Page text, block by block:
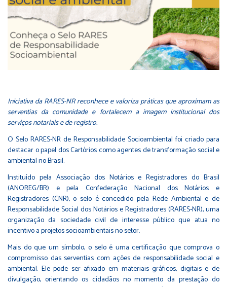
Iniciativa da RARES-NR reconhece e valoriza práticas que aproximam as
serventias da comunidade e fortalecem a imagem institucional dos
serviços notariais e de registro.
O Selo RARES-NR de Responsabilidade Socioambiental foi criado para
destacar o papel dos Cartórios como agentes de transformação social e
ambiental no Brasil.
Instituído pela Associação dos Notários e Registradores do Brasil
(ANOREG/BR) e pela Confederação Nacional dos Notários e
Registradores (CNR), o selo é concedido pela Rede Ambiental e de
Responsabilidade Social dos Notários e Registradores (RARES-NR), uma
organização da sociedade civil de interesse público que atua no
incentivo a projetos socioambientais no setor.
Mais do que um símbolo, o selo é uma certificação que comprova o
compromisso das serventias com ações de responsabilidade social e
ambiental. Ele pode ser afixado em materiais gráficos, digitais e de
divulgação, orientando os cidadãos no momento da prestação do